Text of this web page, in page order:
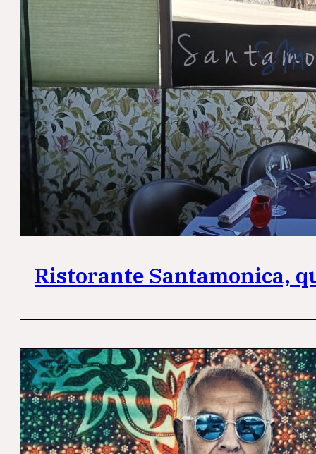
Ristorante Santamonica,